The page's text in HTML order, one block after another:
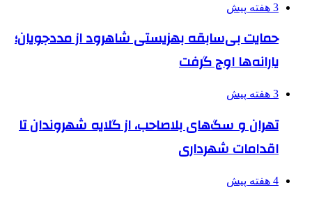
3 هفته پیش
حمایت بی‌سابقه بهزیستی شاهرود از مددجویان؛
یارانه‌ها اوج گرفت
3 هفته پیش
تهران و سگ‌های بلاصاحب، از گلایه شهروندان تا
اقدامات شهرداری
4 هفته پیش